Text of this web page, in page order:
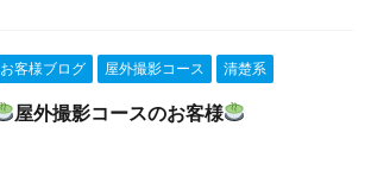
お客様ブログ 屋外撮影コース 清楚系
屋外撮影コースのお客様